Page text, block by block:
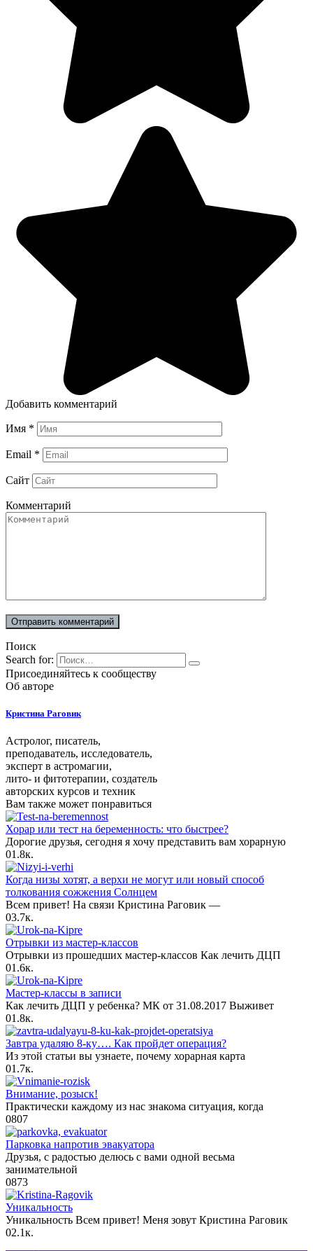
Добавить комментарий
Имя *
Email *
Сайт
Комментарий
Поиск
Search for:
Присоединяйтесь к сообществу
Об авторе
Кристина Раговик
Астролог, писатель,
преподаватель, исследователь,
эксперт в астромагии,
лито- и фитотерапии, создатель
авторских курсов и техник
Вам также может понравиться
Хорар или тест на беременность: что быстрее?
Дорогие друзья, сегодня я хочу представить вам хорарную
01.8к.
Когда низы хотят, а верхи не могут или новый способ
толкования сожжения Солнцем
Всем привет! На связи Кристина Раговик —
03.7к.
Отрывки из мастер-классов
Отрывки из прошедших мастер-классов Как лечить ДЦП
01.6к.
Мастер-классы в записи
Как лечить ДЦП у ребенка? МК от 31.08.2017 Выживет
01.8к.
Завтра удаляю 8-ку…. Как пройдет операция?
Из этой статьи вы узнаете, почему хорарная карта
01.7к.
Внимание, розыск!
Практически каждому из нас знакома ситуация, когда
0807
Парковка напротив эвакуатора
Друзья, с радостью делюсь с вами одной весьма
занимательной
0873
Уникальность
Уникальность Всем привет! Меня зовут Кристина Раговик
02.1к.